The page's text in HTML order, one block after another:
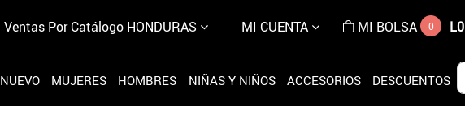
Ventas Por Catálogo HONDURAS MI CUENTA MI BOLSA 0 L0
NUEVO MUJERES HOMBRES NIÑAS Y NIÑOS ACCESORIOS DESCUENTOS